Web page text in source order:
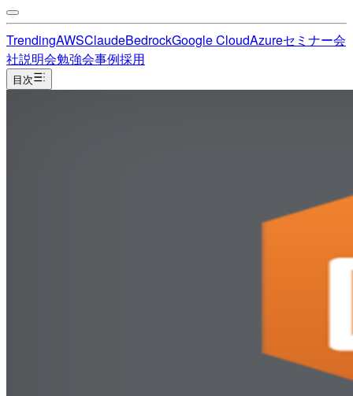
TrendingAWSClaudeBedrockGoogle CloudAzureセミナー会
社説明会勉強会事例採用
目次